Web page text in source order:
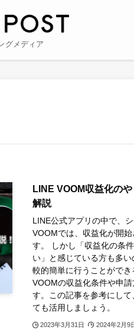
グメディア
LINE VOOM収益化の
解説
LINE公式アプリの中で、
VOOMでは、収益化が開
す。 しかし「収益化の条
い」と感じている方も多
較的簡単に行うことがで
VOOMの収益化条件や申
す。この記事を参考にし
ても活用しましょう。
2023年3月31日 2024年2月9